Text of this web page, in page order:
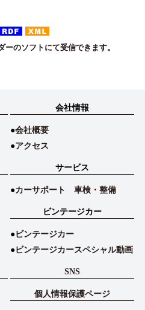
ーのソフトにて受信できます。
会社情報
会社概要
アクセス
サービス
カーサポート 車検・整備
ビンテージカー
ビンテージカー
ビンテージカースペシャル動画
SNS
個人情報保護ページ